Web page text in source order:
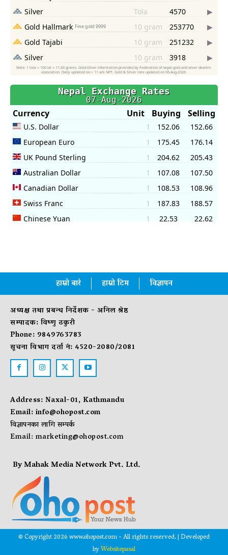
हाम्रो बारे हाम्रो टिम विज्ञापन
अध्यक्ष तथा प्रबन्ध निर्देशक - अनिल श्रेष्ठ
सम्पादक: विष्णु ठकुरी
Phone: 9849763783
सूचना विभाग दर्ता नं: 4520-2080/2081
Address: Naxal-01, Kathmandu
Email:info@ohopost.com
विज्ञापनका लागि सम्पर्क
Email:marketing@ohopost.com
By Mahak Media Network Pvt. Ltd.
© Copyright 2026 www.ohopost.com - All rights reserved. | Developed
byWebsitepasal